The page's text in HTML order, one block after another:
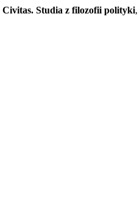
Civitas. Studia z filozofii polityki,